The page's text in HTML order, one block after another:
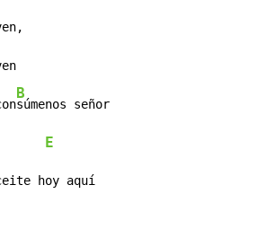
B
súmenos señor
E
hoy aquí